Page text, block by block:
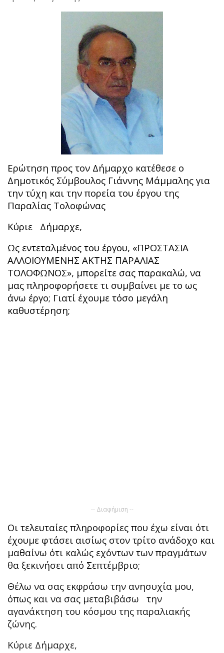
Ερώτηση προς τον Δήμαρχο κατέθεσε ο
Δημοτικός Σύμβουλος Γιάννης Μάμμαλης για
την τύχη και την πορεία του έργου της
Παραλίας Τολοφώνας
Κύριε Δήμαρχε,
Ως εντεταλμένος του έργου, «ΠΡΟΣΤΑΣΙΑ
ΑΛΛΟΙΟΥΜΕΝΗΣ ΑΚΤΗΣ ΠΑΡΑΛΙΑΣ
ΤΟΛΟΦΩΝΟΣ», μπορείτε σας παρακαλώ, να
μας πληροφορήσετε τι συμβαίνει με το ως
άνω έργο; Γιατί έχουμε τόσο μεγάλη
καθυστέρηση;
-- Διαφήμιση --
Οι τελευταίες πληροφορίες που έχω είναι ότι
έχουμε φτάσει αισίως στον τρίτο ανάδοχο και
μαθαίνω ότι καλώς εχόντων των πραγμάτων
θα ξεκινήσει από Σεπτέμβριο;
Θέλω να σας εκφράσω την ανησυχία μου,
όπως και να σας μεταβιβάσω την
αγανάκτηση του κόσμου της παραλιακής
ζώνης.
Κύριε Δήμαρχε,